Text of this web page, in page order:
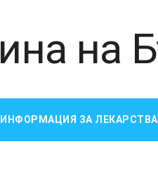
ИНФОРМАЦИЯ ЗА ЛЕКАРСТВА